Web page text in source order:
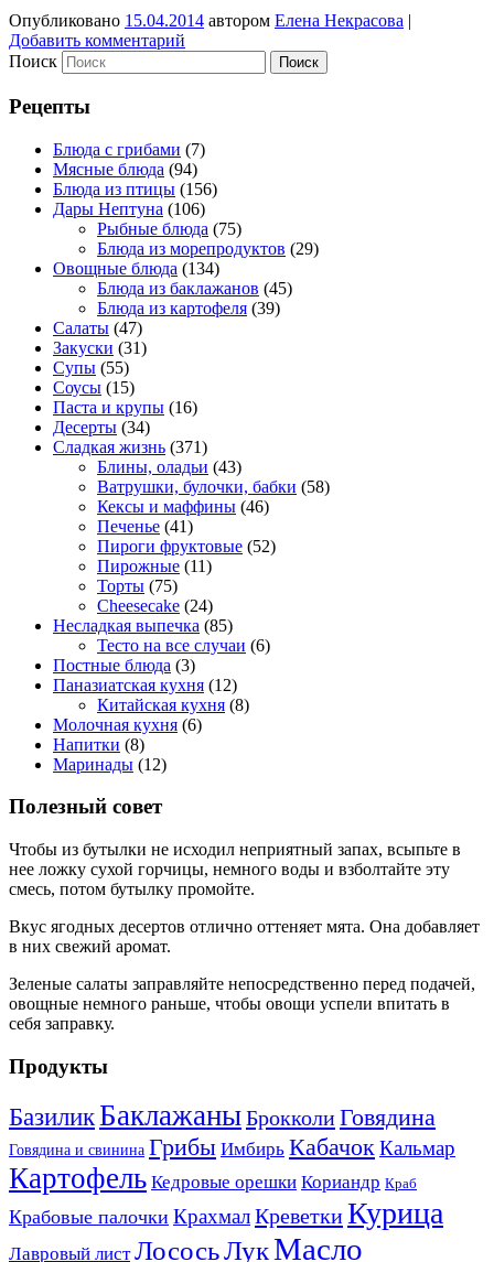
Опубликовано 15.04.2014 автором Елена Некрасова |
Добавить комментарий
Поиск
Рецепты
Блюда с грибами (7)
Мясные блюда (94)
Блюда из птицы (156)
Дары Нептуна (106)
Рыбные блюда (75)
Блюда из морепродуктов (29)
Овощные блюда (134)
Блюда из баклажанов (45)
Блюда из картофеля (39)
Салаты (47)
Закуски (31)
Супы (55)
Соусы (15)
Паста и крупы (16)
Десерты (34)
Сладкая жизнь (371)
Блины, оладьи (43)
Ватрушки, булочки, бабки (58)
Кексы и маффины (46)
Печенье (41)
Пироги фруктовые (52)
Пирожные (11)
Торты (75)
Cheesecake (24)
Несладкая выпечка (85)
Тесто на все случаи (6)
Постные блюда (3)
Паназиатская кухня (12)
Китайская кухня (8)
Молочная кухня (6)
Напитки (8)
Маринады (12)
Полезный совет
Чтобы из бутылки не исходил неприятный запах, всыпьте в
нее ложку сухой горчицы, немного воды и взболтайте эту
смесь, потом бутылку промойте.
Вкус ягодных десертов отлично оттеняет мята. Она добавляет
в них свежий аромат.
Зеленые салаты заправляйте непосредственно перед подачей,
овощные немного раньше, чтобы овощи успели впитать в
себя заправку.
Продукты
БазиликБаклажаныБрокколиГовядина
Говядина и свинина Грибы Имбирь КабачокКальмар
Картофель Кедровые орешки Кориандр Краб
Крабовые палочки КрахмалКреветкиКурица
Лавровый лист ЛососьЛукМасло